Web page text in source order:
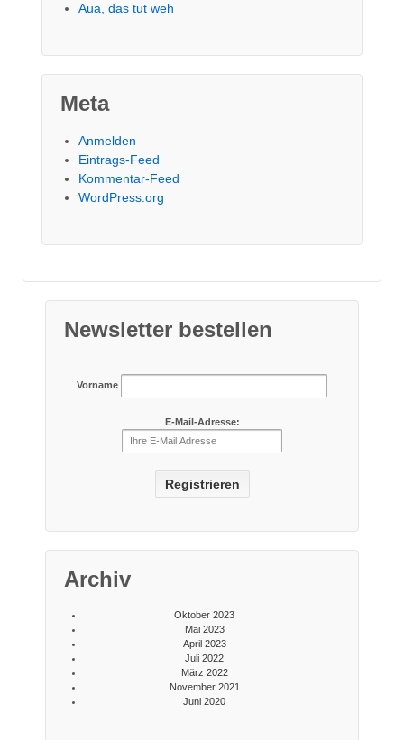
Aua, das tut weh
Meta
Anmelden
Eintrags-Feed
Kommentar-Feed
WordPress.org
Newsletter bestellen
Vorname
E-Mail-Adresse:
Archiv
Oktober 2023
Mai 2023
April 2023
Juli 2022
März 2022
November 2021
Juni 2020